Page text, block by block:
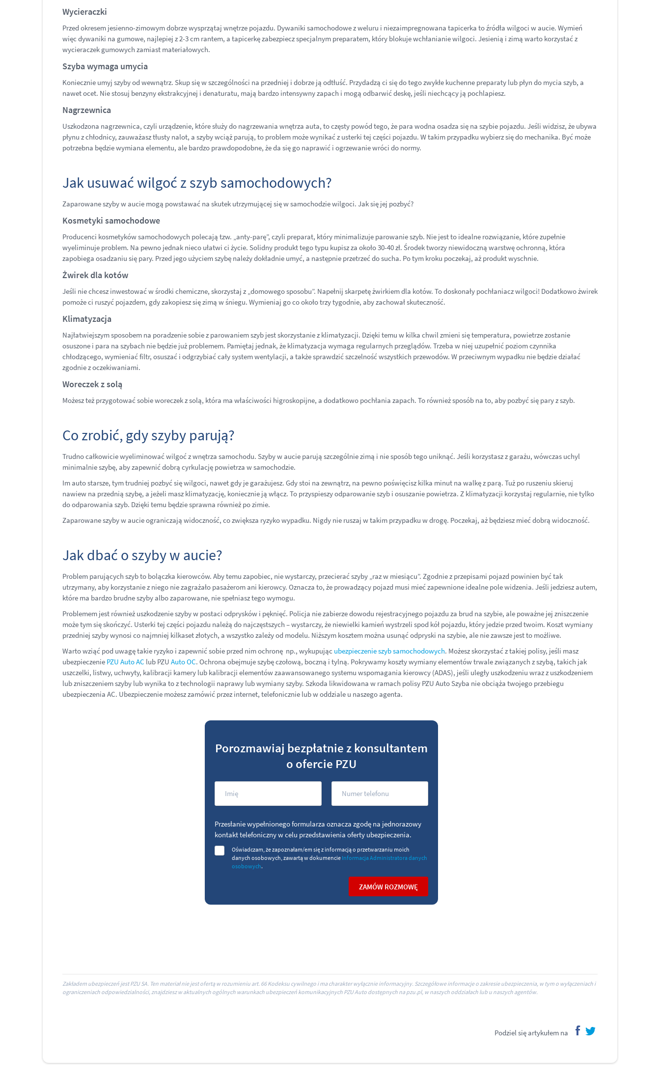
Wycieraczki
Przed okresem jesienno-zimowym dobrze wysprzątaj wnętrze pojazdu. Dywaniki samochodowe z weluru i niezaimpregnowana tapicerka to źródła wilgoci w aucie. Wymień
więc dywaniki na gumowe, najlepiej z 2-3 cm rantem, a tapicerkę zabezpiecz specjalnym preparatem, który blokuje wchłanianie wilgoci. Jesienią i zimą warto korzystać z
wycieraczek gumowych zamiast materiałowych.
Szyba wymaga umycia
Koniecznie umyj szyby od wewnątrz. Skup się w szczególności na przedniej i dobrze ją odtłuść. Przydadzą ci się do tego zwykłe kuchenne preparaty lub płyn do mycia szyb, a
nawet ocet. Nie stosuj benzyny ekstrakcyjnej i denaturatu, mają bardzo intensywny zapach i mogą odbarwić deskę, jeśli niechcący ją pochlapiesz.
Nagrzewnica
Uszkodzona nagrzewnica, czyli urządzenie, które służy do nagrzewania wnętrza auta, to częsty powód tego, że para wodna osadza się na szybie pojazdu. Jeśli widzisz, że ubywa
płynu z chłodnicy, zauważasz tłusty nalot, a szyby wciąż parują, to problem może wynikać z usterki tej części pojazdu. W takim przypadku wybierz się do mechanika. Być może
potrzebna będzie wymiana elementu, ale bardzo prawdopodobne, że da się go naprawić i ogrzewanie wróci do normy.
Jak usuwać wilgoć z szyb samochodowych?
Zaparowane szyby w aucie mogą powstawać na skutek utrzymującej się w samochodzie wilgoci. Jak się jej pozbyć?
Kosmetyki samochodowe
Producenci kosmetyków samochodowych polecają tzw. „anty-parę”, czyli preparat, który minimalizuje parowanie szyb. Nie jest to idealne rozwiązanie, które zupełnie
wyeliminuje problem. Na pewno jednak nieco ułatwi ci życie. Solidny produkt tego typu kupisz za około 30-40 zł. Środek tworzy niewidoczną warstwę ochronną, która
zapobiega osadzaniu się pary. Przed jego użyciem szybę należy dokładnie umyć, a następnie przetrzeć do sucha. Po tym kroku poczekaj, aż produkt wyschnie.
Żwirek dla kotów
Jeśli nie chcesz inwestować w środki chemiczne, skorzystaj z „domowego sposobu”. Napełnij skarpetę żwirkiem dla kotów. To doskonały pochłaniacz wilgoci! Dodatkowo żwirek
pomoże ci ruszyć pojazdem, gdy zakopiesz się zimą w śniegu. Wymieniaj go co około trzy tygodnie, aby zachował skuteczność.
Klimatyzacja
Najłatwiejszym sposobem na poradzenie sobie z parowaniem szyb jest skorzystanie z klimatyzacji. Dzięki temu w kilka chwil zmieni się temperatura, powietrze zostanie
osuszone i para na szybach nie będzie już problemem. Pamiętaj jednak, że klimatyzacja wymaga regularnych przeglądów. Trzeba w niej uzupełnić poziom czynnika
chłodzącego, wymieniać filtr, osuszać i odgrzybiać cały system wentylacji, a także sprawdzić szczelność wszystkich przewodów. W przeciwnym wypadku nie będzie działać
zgodnie z oczekiwaniami.
Woreczek z solą
Możesz też przygotować sobie woreczek z solą, która ma właściwości higroskopijne, a dodatkowo pochłania zapach. To również sposób na to, aby pozbyć się pary z szyb.
Co zrobić, gdy szyby parują?
Trudno całkowicie wyeliminować wilgoć z wnętrza samochodu. Szyby w aucie parują szczególnie zimą i nie sposób tego uniknąć. Jeśli korzystasz z garażu, wówczas uchyl
minimalnie szybę, aby zapewnić dobrą cyrkulację powietrza w samochodzie.
Im auto starsze, tym trudniej pozbyć się wilgoci, nawet gdy je garażujesz. Gdy stoi na zewnątrz, na pewno poświęcisz kilka minut na walkę z parą. Tuż po ruszeniu skieruj
nawiew na przednią szybę, a jeżeli masz klimatyzację, koniecznie ją włącz. To przyspieszy odparowanie szyb i osuszanie powietrza. Z klimatyzacji korzystaj regularnie, nie tylko
do odparowania szyb. Dzięki temu będzie sprawna również po zimie.
Zaparowane szyby w aucie ograniczają widoczność, co zwiększa ryzyko wypadku. Nigdy nie ruszaj w takim przypadku w drogę. Poczekaj, aż będziesz mieć dobrą widoczność.
Jak dbać o szyby w aucie?
Problem parujących szyb to bolączka kierowców. Aby temu zapobiec, nie wystarczy, przecierać szyby „raz w miesiącu”. Zgodnie z przepisami pojazd powinien być tak
utrzymany, aby korzystanie z niego nie zagrażało pasażerom ani kierowcy. Oznacza to, że prowadzący pojazd musi mieć zapewnione idealne pole widzenia. Jeśli jedziesz autem,
które ma bardzo brudne szyby albo zaparowane, nie spełniasz tego wymogu.
Problemem jest również uszkodzenie szyby w postaci odprysków i pęknięć. Policja nie zabierze dowodu rejestracyjnego pojazdu za brud na szybie, ale poważne jej zniszczenie
może tym się skończyć. Usterki tej części pojazdu należą do najczęstszych – wystarczy, że niewielki kamień wystrzeli spod kół pojazdu, który jedzie przed twoim. Koszt wymiany
przedniej szyby wynosi co najmniej kilkaset złotych, a wszystko zależy od modelu. Niższym kosztem można usunąć odpryski na szybie, ale nie zawsze jest to możliwe.
Warto wziąć pod uwagę takie ryzyko i zapewnić sobie przed nim ochronę np., wykupując ubezpieczenie szyb samochodowych. Możesz skorzystać z takiej polisy, jeśli masz
ubezpieczenie PZU Auto AC lub PZU Auto OC. Ochrona obejmuje szybę czołową, boczną i tylną. Pokrywamy koszty wymiany elementów trwale związanych z szybą, takich jak
uszczelki, listwy, uchwyty, kalibracji kamery lub kalibracji elementów zaawansowanego systemu wspomagania kierowcy (ADAS), jeśli uległy uszkodzeniu wraz z uszkodzeniem
lub zniszczeniem szyby lub wynika to z technologii naprawy lub wymiany szyby. Szkoda likwidowana w ramach polisy PZU Auto Szyba nie obciąża twojego przebiegu
ubezpieczenia AC. Ubezpieczenie możesz zamówić przez internet, telefonicznie lub w oddziale u naszego agenta.
Zakładem ubezpieczeń jest PZU SA. Ten materiał nie jest ofertą w rozumieniu art. 66 Kodeksu cywilnego i ma charakter wyłącznie informacyjny. Szczegółowe informacje o zakresie ubezpieczenia, w tym o wyłączeniach i
ograniczeniach odpowiedzialności, znajdziesz w aktualnych ogólnych warunkach ubezpieczeń komunikacyjnych PZU Auto dostępnych na pzu.pl, w naszych oddziałach lub u naszych agentów.
Podziel się artykułem na